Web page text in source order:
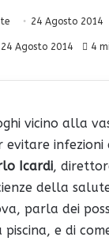
24 Agosto 2014
Agosto 2014 4
vicino alla
infezioni
Icardi,
della
parla dei
e di